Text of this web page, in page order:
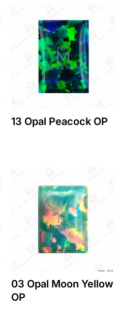
13 Opal Peacock OP
03 Opal Moon Yellow
OP